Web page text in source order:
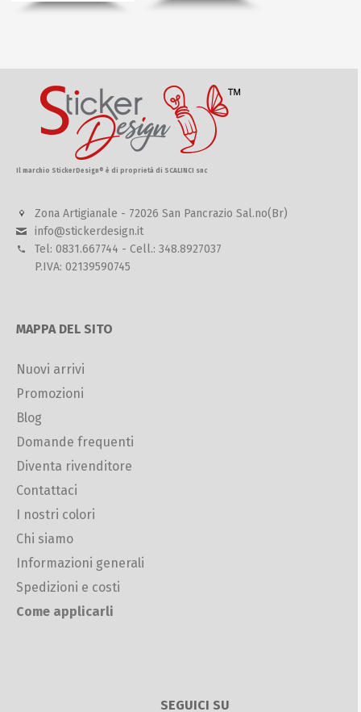
Il marchio StickerDesign® è di proprietà di SCALINCI snc
Zona Artigianale - 72026 San Pancrazio Sal.no(Br)
info@stickerdesign.it
Tel: 0831.667744 - Cell.: 348.8927037
P.IVA: 02139590745
MAPPA DEL SITO
Nuovi arrivi
Promozioni
Blog
Domande frequenti
Diventa rivenditore
Contattaci
I nostri colori
Chi siamo
Informazioni generali
Spedizioni e costi
Come applicarli
SEGUICI SU